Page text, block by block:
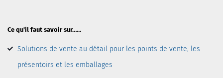
Ce qu'il faut savoir sur……
Solutions de vente au détail pour les points de vente, les
présentoirs et les emballages